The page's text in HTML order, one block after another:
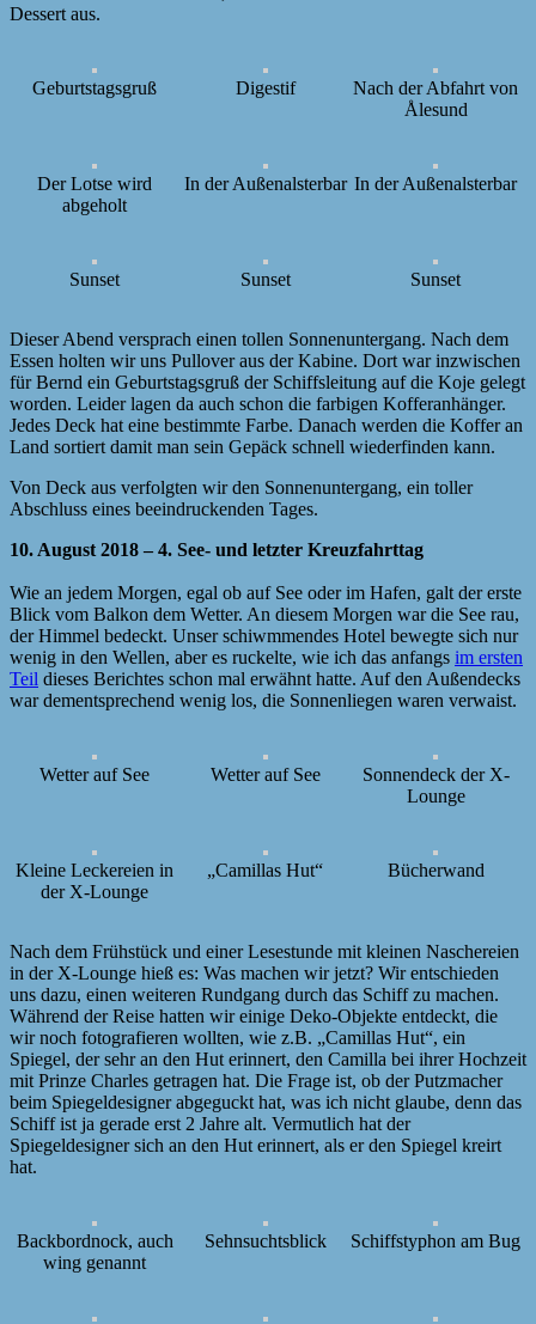
Dessert aus.
Geburtstagsgruß Digestif
Nach der Abfahrt von
Ålesund
Der Lotse wird
abgeholt
In der Außenalsterbar In der Außenalsterbar
Sunset Sunset Sunset
Dieser Abend versprach einen tollen Sonnenuntergang. Nach dem
Essen holten wir uns Pullover aus der Kabine. Dort war inzwischen
für Bernd ein Geburtstagsgruß der Schiffsleitung auf die Koje gelegt
worden. Leider lagen da auch schon die farbigen Kofferanhänger.
Jedes Deck hat eine bestimmte Farbe. Danach werden die Koffer an
Land sortiert damit man sein Gepäck schnell wiederfinden kann.
Von Deck aus verfolgten wir den Sonnenuntergang, ein toller
Abschluss eines beeindruckenden Tages.
10. August 2018 – 4. See- und letzter Kreuzfahrttag
Wie an jedem Morgen, egal ob auf See oder im Hafen, galt der erste
Blick vom Balkon dem Wetter. An diesem Morgen war die See rau,
der Himmel bedeckt. Unser schiwmmendes Hotel bewegte sich nur
wenig in den Wellen, aber es ruckelte, wie ich das anfangs im ersten
Teil dieses Berichtes schon mal erwähnt hatte. Auf den Außendecks
war dementsprechend wenig los, die Sonnenliegen waren verwaist.
Wetter auf See Wetter auf See
Sonnendeck der X-
Lounge
Kleine Leckereien in
der X-Lounge
„Camillas Hut“ Bücherwand
Nach dem Frühstück und einer Lesestunde mit kleinen Naschereien
in der X-Lounge hieß es: Was machen wir jetzt? Wir entschieden
uns dazu, einen weiteren Rundgang durch das Schiff zu machen.
Während der Reise hatten wir einige Deko-Objekte entdeckt, die
wir noch fotografieren wollten, wie z.B. „Camillas Hut“, ein
Spiegel, der sehr an den Hut erinnert, den Camilla bei ihrer Hochzeit
mit Prinze Charles getragen hat. Die Frage ist, ob der Putzmacher
beim Spiegeldesigner abgeguckt hat, was ich nicht glaube, denn das
Schiff ist ja gerade erst 2 Jahre alt. Vermutlich hat der
Spiegeldesigner sich an den Hut erinnert, als er den Spiegel kreirt
hat.
Backbordnock, auch
wing genannt
Sehnsuchtsblick Schiffstyphon am Bug